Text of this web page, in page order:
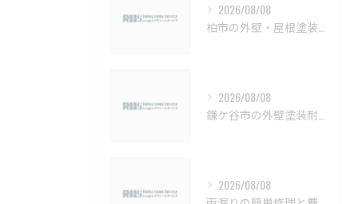
2026/08/08
2026/08/08
2026/08/08